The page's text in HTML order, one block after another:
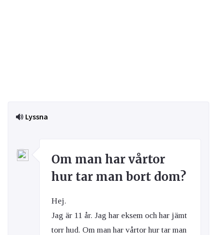
Lyssna
Om man har vårtor
hur tar man bort dom?
Hej.
Jag är 11 år. Jag har eksem och har jämt
torr hud. Om man har vårtor hur tar man